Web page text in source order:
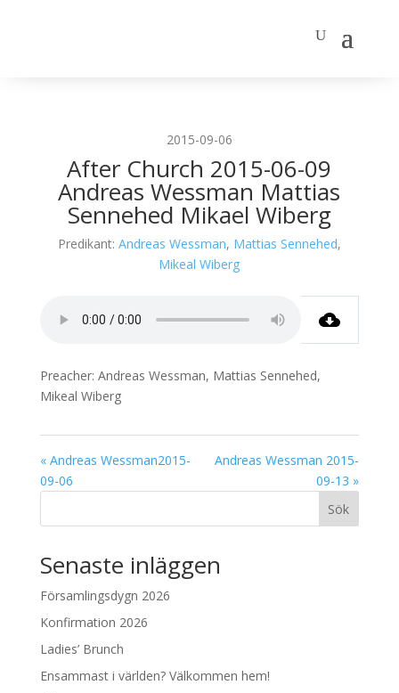
2015-09-06
After Church 2015-06-09
Andreas Wessman Mattias
Sennehed Mikael Wiberg
Predikant: Andreas Wessman, Mattias Sennehed,
Mikeal Wiberg
Preacher: Andreas Wessman, Mattias Sennehed,
Mikeal Wiberg
« Andreas Wessman2015-
09-06
Andreas Wessman 2015-
09-13 »
Sök
Senaste inläggen
Församlingsdygn 2026
Konfirmation 2026
Ladies’ Brunch
Ensammast i världen? Välkommen hem!